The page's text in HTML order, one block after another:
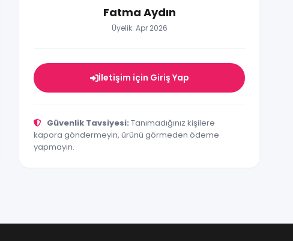
Fatma Aydın
Üyelik: Apr 2026
İletişim için Giriş Yap
Güvenlik Tavsiyesi: Tanımadığınız kişilere
kapora göndermeyin, ürünü görmeden ödeme
yapmayın.